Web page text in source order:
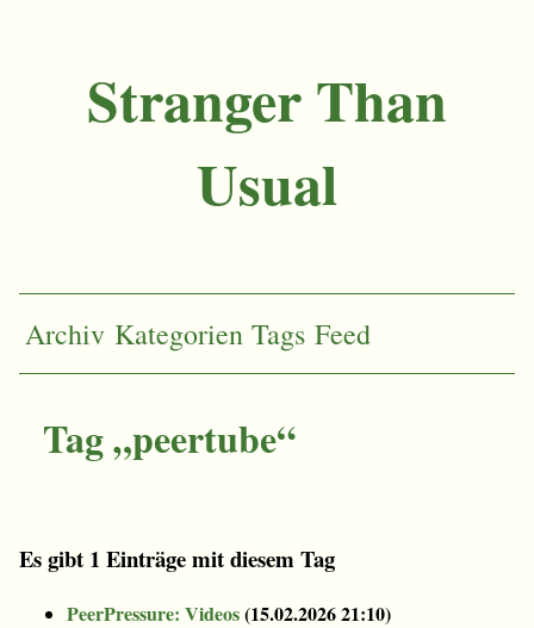
Stranger Than
Usual
Archiv Kategorien Tags Feed
Tag „peertube“
Es gibt 1 Einträge mit diesem Tag
PeerPressure: Videos(15.02.2026 21:10)